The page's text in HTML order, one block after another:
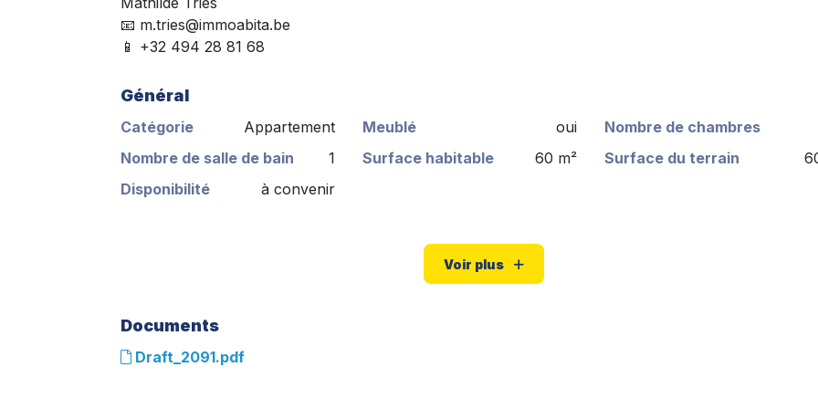
📧 m.tries@immoabita.be
📱 +32 494 28 81 68
Général
Catégorie Appartement Meublé oui Nombre de chambres
Nombre de salle de bain
1 Surface habitable 60 m² Surface du terrain
Disponibilité
à convenir
Voir plus
Documents
Draft_2091.pdf